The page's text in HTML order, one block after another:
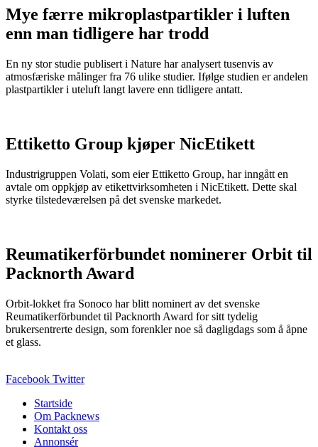
Mye færre mikroplastpartikler i luften
enn man tidligere har trodd
En ny stor studie publisert i Nature har analysert tusenvis av
atmosfæriske målinger fra 76 ulike studier. Ifølge studien er andelen
plastpartikler i uteluft langt lavere enn tidligere antatt.
Ettiketto Group kjøper NicEtikett
Industrigruppen Volati, som eier Ettiketto Group, har inngått en
avtale om oppkjøp av etikettvirksomheten i NicEtikett. Dette skal
styrke tilstedeværelsen på det svenske markedet.
Reumatikerförbundet nominerer Orbit til
Packnorth Award
Orbit-lokket fra Sonoco har blitt nominert av det svenske
Reumatikerförbundet til Packnorth Award for sitt tydelig
brukersentrerte design, som forenkler noe så dagligdags som å åpne
et glass.
Facebook Twitter
Startside
Om Packnews
Kontakt oss
Annonsér